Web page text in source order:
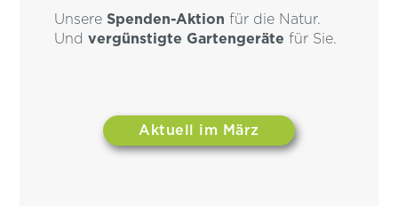
Unsere Spenden-Aktion für die Natur.
Und vergünstigte Gartengeräte für Sie.
Aktuell im März